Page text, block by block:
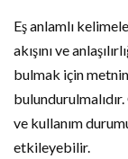
Eş anlamlı
akışını ve
bulmak için
ve kullanım
etkileyebilir.